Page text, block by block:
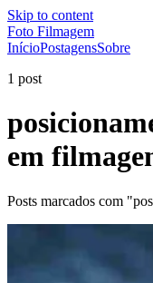
Skip to content
Foto Filmagem
InícioPostagensSobre
1 post
em
Posts marcados com